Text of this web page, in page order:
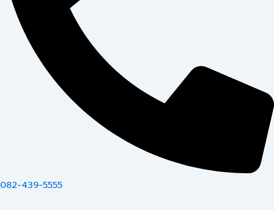
082-439-5555